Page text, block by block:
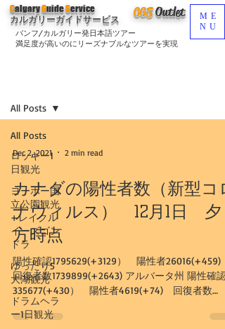
CGSOutlet
バンフ/カルガリー発日本語ツアー
満足度が高いのにリーズナブルなツアーを実現
CalgaryGuideService
カルガリーガイドサービス
ME
NU
All Posts
ロッキー1
日観光
ヨーホー国
立公園観光
+レイクル
イーズゴン
ドラ
ゆったり5
大湖観光
ドラムヘラ
ー1日観光
All Posts
Dec 2, 2021 2 min read
カナダの陽性者数（新型コ
ナウィルス） 12月1日 夕
方時点
陽性確認1795629(+3129） 陽性者26016(+459)
回復者数1739899(+2643) アルバータ州 陽性確認
335677(+430） 陽性者4619(+74) 回復者数